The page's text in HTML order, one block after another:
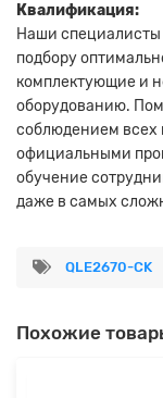
Квалификация:
Наши специалисты
подбору
комплектующие и
оборудованию.
соблюдением всех
официальными
обучение
даже в самых
QLE2670-CK
Похожие